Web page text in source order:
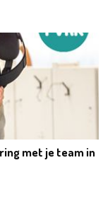
met je team in